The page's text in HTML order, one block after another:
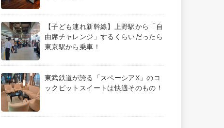
【子ども連れ新幹線】上野駅から「自
由席チャレンジ」するくらいだったら
東京駅から乗車！
東武鉄道が誇る「スペーシアX」のコ
ックピットスイートは快適そのもの！